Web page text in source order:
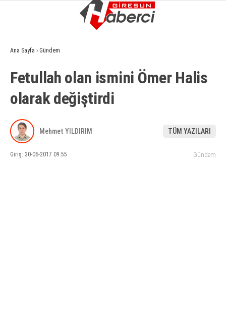
GÜNDEM
EKONOMI
SIYASET
ASAYIŞ
Ana Sayfa › Gündem
Fetullah olan ismini Ömer Halis
olarak değiştirdi
Mehmet YILDIRIM TÜM YAZILARI
Giriş: 30-06-2017 09:55 Gündem